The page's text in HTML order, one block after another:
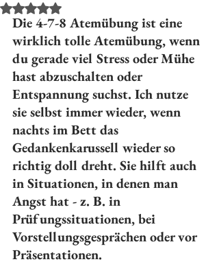
Mit NaN von 5 Sternen bewertet.
Die 4-7-8 Atemübung ist eine
wirklich tolle Atemübung, wenn
du gerade viel Stress oder Mühe
hast abzuschalten oder
Entspannung suchst. Ich nutze
sie selbst immer wieder, wenn
nachts im Bett das
Gedankenkarussell wieder so
richtig doll dreht. Sie hilft auch
in Situationen, in denen man
Angst hat - z. B. in
Prüfungssituationen, bei
Vorstellungsgesprächen oder vor
Präsentationen.